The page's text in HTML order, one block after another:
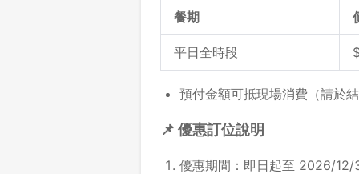
餐期
平日全時段
預付金額可抵現場消費（請於
📌 優惠訂位說明
優惠期間：即日起至 2026/12/